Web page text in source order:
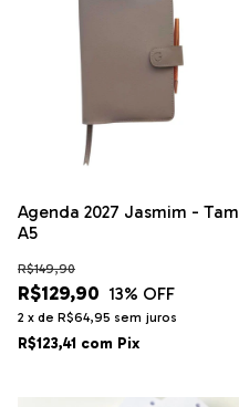
Agenda 2027 Jasmim - Tam
A5
R$129,90
R$149,90
13% OFF
2 x de R$64,95 sem juros
R$123,41 com Pix